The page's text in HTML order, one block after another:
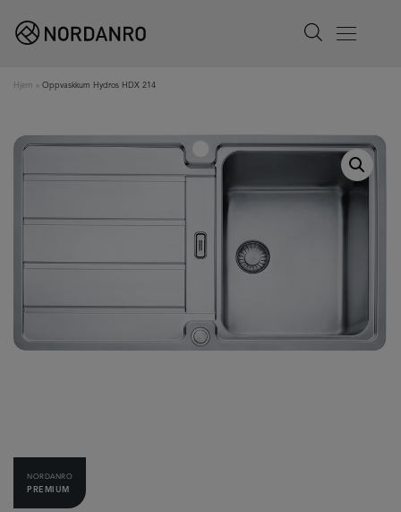
Search
Menu
Hjem » Oppvaskkum Hydros HDX 214
NORDANRO
PREMIUM